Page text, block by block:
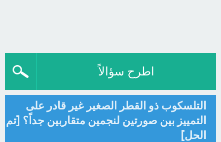
اطرح سؤالاً
التلسكوب ذو القطر الصغير غير قادر على
التمييز بين صورتين لنجمين متقاربين جداً؟ [تم
الحل]